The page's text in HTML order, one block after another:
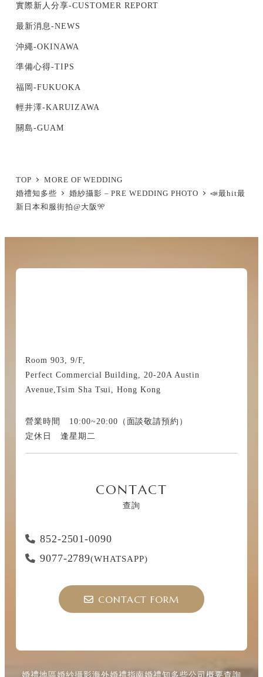
實際新人分享-CUSTOMER REPORT
最新消息-NEWS
沖繩-OKINAWA
準備心得-TIPS
福岡-FUKUOKA
輕井澤-KARUIZAWA
關島-GUAM
TOP
MORE OF WEDDING
婚禮知多些
婚紗攝影 – PRE WEDDING PHOTO
📣最hit最
新日本和服街拍@大阪🎌
Room 903, 9/F,
Perfect Commercial Building, 20-20A Austin
Avenue,Tsim Sha Tsui, Hong Kong
營業時間 10:00~20:00（面談敬請預約）
定休日 逢星期二
CONTACT
查詢
852-2501-0090
9077-2789(WHATSAPP)
CONTACT FORM
婚禮地區婚紗攝影海外婚禮指南婚禮知多些公司概要查詢